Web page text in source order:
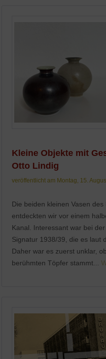
Kleine Objekte mit
Otto Lindig
veröffentlicht am Montag, 15.
Die beiden kleinen Vasen
entdeckten wir vor einem
Kanal. Interessant war bei
Signatur 1938/39, die es laut
Daher war es zuerst unklar,
berühmten Töpfer stammt...